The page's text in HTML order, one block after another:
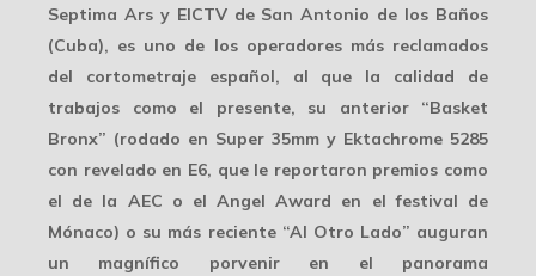
Septima Ars y EICTV de San Antonio de los Baños
(Cuba), es uno de los operadores más reclamados
del cortometraje español, al que la calidad de
trabajos como el presente, su anterior “Basket
Bronx” (rodado en Super 35mm y Ektachrome 5285
con revelado en E6, que le reportaron premios como
el de la AEC o el Angel Award en el festival de
Mónaco) o su más reciente “Al Otro Lado” auguran
un magnífico porvenir en el panorama